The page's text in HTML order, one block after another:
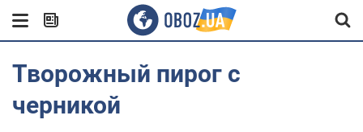
Творожный пирог с
черникой